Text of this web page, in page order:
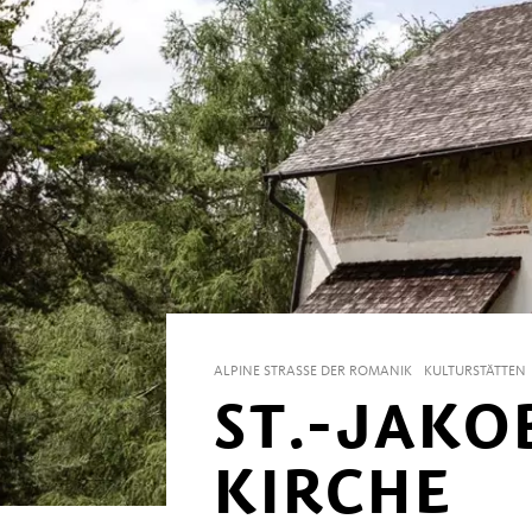
ALPINE STRASSE DER ROMANIK KULTURSTÄTTEN
ST.-
KIRCHE